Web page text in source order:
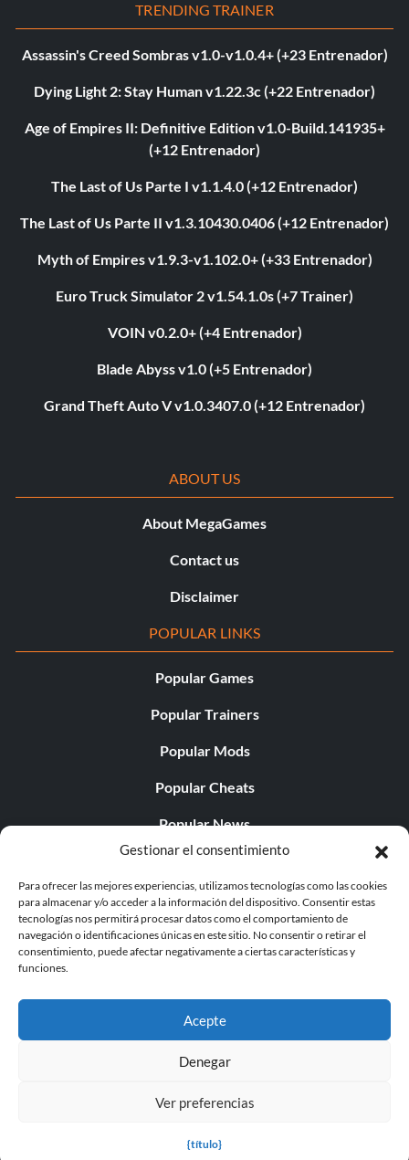
Gestionar el consentimiento
Para ofrecer las mejores experiencias, utilizamos tecnologías como las cookies
para almacenar y/o acceder a la información del dispositivo. Consentir estas
tecnologías nos permitirá procesar datos como el comportamiento de
navegación o identificaciones únicas en este sitio. No consentir o retirar el
consentimiento, puede afectar negativamente a ciertas características y
funciones.
Acepte
Denegar
Ver preferencias
{título}
TRENDING TRAINER
Assassin's Creed Sombras v1.0-v1.0.4+ (+23 Entrenador)
Dying Light 2: Stay Human v1.22.3c (+22 Entrenador)
Age of Empires II: Definitive Edition v1.0-Build.141935+
(+12 Entrenador)
The Last of Us Parte I v1.1.4.0 (+12 Entrenador)
The Last of Us Parte II v1.3.10430.0406 (+12 Entrenador)
Myth of Empires v1.9.3-v1.102.0+ (+33 Entrenador)
Euro Truck Simulator 2 v1.54.1.0s (+7 Trainer)
VOIN v0.2.0+ (+4 Entrenador)
Blade Abyss v1.0 (+5 Entrenador)
Grand Theft Auto V v1.0.3407.0 (+12 Entrenador)
ABOUT US
About MegaGames
Contact us
Disclaimer
POPULAR LINKS
Popular Games
Popular Trainers
Popular Mods
Popular Cheats
Popular News
Popular Editorials
Popular Free Games
LATEST UPDATES
Terms of Service